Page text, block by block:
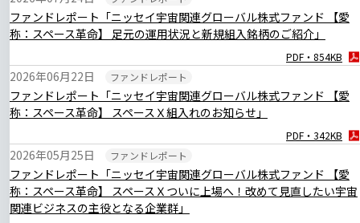
臨時レポート「11月FOMC 2会合連続で利下げを決定」
2024年11月08日 マーケットレポート
臨時レポート「日銀10月 金融政策の現状維持を決定」
2024年11月01日 マーケットレポート
臨時レポート「9月FOMC 約4年半ぶりとなる利下げを決定」
PDF・260KB
臨時レポート「米国の景気減速懸念から金融市場は不安定な展開に」
2024年08月06日 マーケットレポート
ファンドレポート「ニッセイ宇宙関連グローバル株式ファンド 【愛
称：スペース革命】 足元の運用状況と新規組入銘柄のご紹介」
PDF・854KB
ファンドレポート「ニッセイ宇宙関連グローバル株式ファンド 【愛
称：スペース革命】 スペースＸ組入れのお知らせ」
2026年06月22日 ファンドレポート
PDF・342KB
ファンドレポート「ニッセイ宇宙関連グローバル株式ファンド 【愛
称：スペース革命】 スペースＸついに上場へ！改めて見直したい宇宙
関連ビジネスの主役となる企業群」
2026年05月25日 ファンドレポート